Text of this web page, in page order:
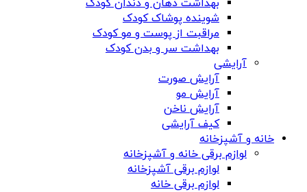
بهداشت دهان و دندان کودک
شوینده پوشاک کودک
مراقبت از پوست و مو کودک
بهداشت سر و بدن کودک
آرایشی
آرایش صورت
آرایش مو
آرایش ناخن
کیف آرایشی
خانه و آشپزخانه
لوازم برقی خانه و آشپزخانه
لوازم برقی آشپزخانه
لوازم برقی خانه